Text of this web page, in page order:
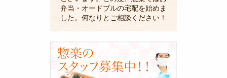
弁当・オードブルの宅配を始めま
した。何なりとご相談ください！
用